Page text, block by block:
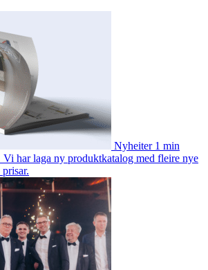
Nyheiter 1 min
Vi har laga ny produktkatalog med fleire nye